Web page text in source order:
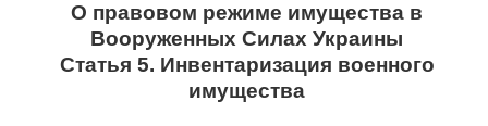
О правовом режиме имущества в
Вооруженных Силах Украины
Статья 5. Инвентаризация военного
имущества